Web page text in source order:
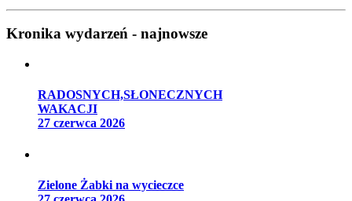
Kronika wydarzeń - najnowsze
RADOSNYCH,SŁONECZNYCH
WAKACJI
27 czerwca 2026
Zielone Żabki na wycieczce